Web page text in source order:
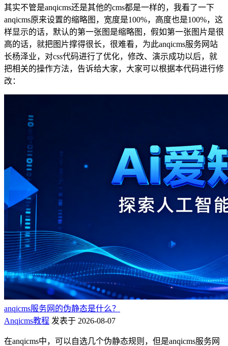
其实不管是anqicms还是其他的cms都是一样的，我看了一下
anqicms原来设置的缩略图，宽度是100%，高度也是100%，这
样显示的话，默认的第一张图是缩略图，假如第一张图片是很
高的话，就把图片撑得很长，很难看，为此anqicms服务网站
长杨泽业，对css代码进行了优化，修改、演示成功以后，就
把相关的操作方法，告诉给大家，大家可以根据本代码进行修
改：
anqicms服务网的伪静态是什么？
Anqicms教程 发表于 2026-08-07
在anqicms中，可以自选几个伪静态规则，但是anqicms服务网